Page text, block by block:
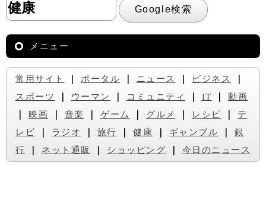
メニュー
常用サイト ｜ ポータル ｜ ニュース ｜ ビジネス
｜
スポーツ
｜ ウーマン ｜ コミュニティ ｜ IT ｜ 動画
｜ 映画 ｜ 音楽 ｜ ゲーム ｜ グルメ ｜ レシピ ｜ テ
レビ ｜ ラジオ ｜ 旅行 ｜ 健康 ｜ ギャンブル ｜ 銀
行 ｜ ネット通販 ｜ ショッピング ｜ 今日のニュース